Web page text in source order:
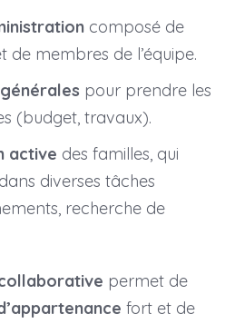
composé de
de membres de l’équipe.
pour prendre les
(budget, travaux).
active des familles, qui
diverses tâches
recherche de
permet de
fort et de